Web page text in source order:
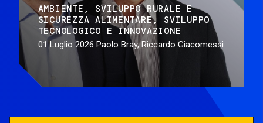
AMBIENTE
SVILUPPO RURALE E
SICUREZZA ALIMENTARE
SVILUPPO
TECNOLOGICO E INNOVAZIONE
01 Luglio 2026 Paolo Bray, Riccardo Giacomessi